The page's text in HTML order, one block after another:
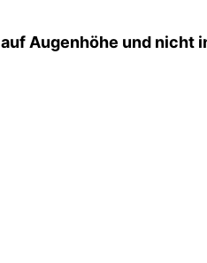
auf Augenhöhe und nicht